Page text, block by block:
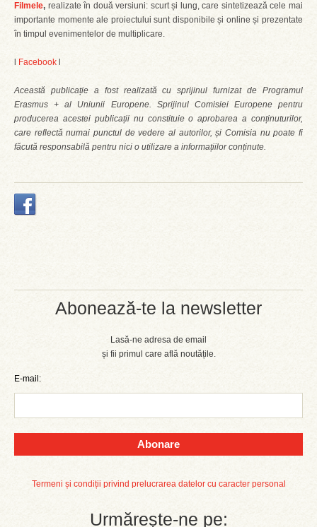
Abonează-te la newsletter
Lasă-ne adresa de email
și fii primul care află noutățile.
E-mail:
Abonare
Termeni și condiții privind prelucrarea datelor cu caracter personal
Urmărește-ne pe:
Filmele, realizate în două versiuni: scurt și lung, care sintetizează cele mai
importante momente ale proiectului sunt disponibile și online și prezentate
în timpul evenimentelor de multiplicare.
Facebook
Această publicație a fost realizată cu sprijinul furnizat de Programul
Erasmus + al Uniunii Europene. Sprijinul Comisiei Europene pentru
producerea acestei publicații nu constituie o aprobarea a conținuturilor,
care reflectă numai punctul de vedere al autorilor, și Comisia nu poate fi
făcută responsabilă pentru nici o utilizare a informațiilor conținute.